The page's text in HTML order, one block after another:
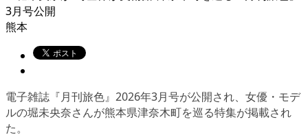
熊本
電子雑誌『月刊旅色』2026年3月号が公開され、女優・モデ
ルの堀未央奈さんが熊本県津奈木町を巡る特集が掲載され
た。